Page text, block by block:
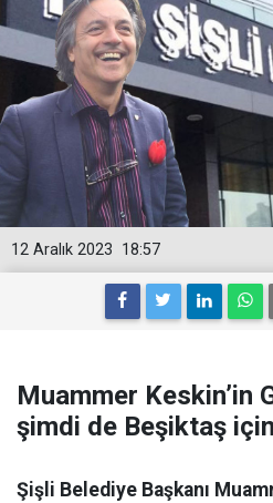
18:57
12 Aralık 2023
Muammer Keskin’in
şimdi de Beşiktaş
Şişli Belediye Başkanı